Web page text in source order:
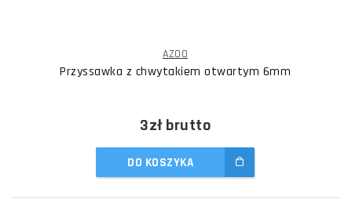
AZOO
Przyssawka z chwytakiem otwartym 6mm
3złbrutto
DO KOSZYKA